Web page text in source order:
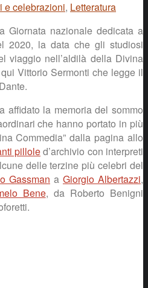
e celebrazioni, Letteratura
Giornata nazionale dedicata a
2020, la data che gli studiosi
viaggio nell’aldilà della Divina
Vittorio Sermonti che legge il
affidato la memoria del sommo
che hanno portato in più
Commedia” dalla pagina allo
pilloled’archivio con interpreti
delle terzine più celebri del
Gassman a Giorgio Albertazzi,
Bene, da Roberto Benigni